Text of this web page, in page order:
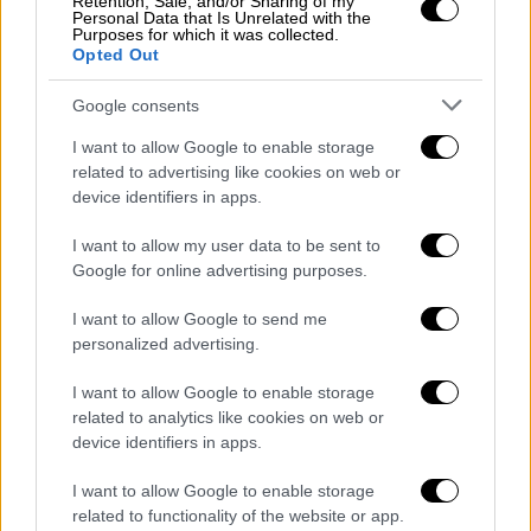
Personal Data that Is Unrelated with the
Purposes for which it was collected.
Opted Out
Google consents
I want to allow Google to enable storage
related to advertising like cookies on web or
device identifiers in apps.
I want to allow my user data to be sent to
Google for online advertising purposes.
I want to allow Google to send me
personalized advertising.
I want to allow Google to enable storage
related to analytics like cookies on web or
device identifiers in apps.
I want to allow Google to enable storage
related to functionality of the website or app.
αν και οι υπηρεσίες που τους παρέχονται
αναμένεται να περιορίζονται σταδιακά και
τελικά να σταματήσουν, καθώς οι άλλες
εταιρείες θα απαγορεύεται
να υποστηρίζουν
TikTok.
Λευκός Οίκοςεκτίμησε ότι «η εφαρμογή
κυβέρνηση, η οποία αναλαμβάνει καθήκοντα
τη Δευτέρα», όπως δήλωσε η εκπρόσωπός
του Καρίν Ζαν-Πιέρ.
την άλλη επεσήμανε την Παρασκευή ότι θα
χρειαστεί χρόνος για να εφαρμοστεί ο
νόμος, εγείροντας ερωτήματα για τις
βραχυπρόθεσμες επιπτώσεις του.